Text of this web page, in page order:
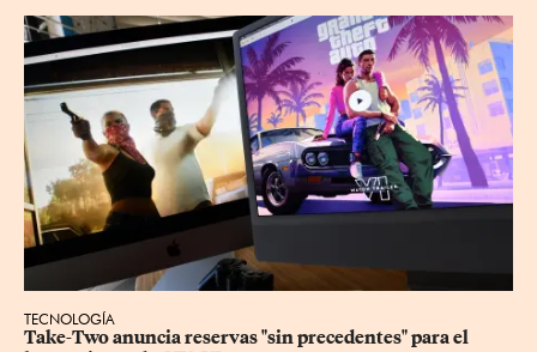
TECNOLOGÍA
Take-Two anuncia reservas "sin precedentes" para el